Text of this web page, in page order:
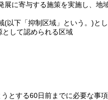
に寄与する施策を実施し、地
(以下「抑制区域」という。)と
して認められる区域
とする60日前までに必要な事